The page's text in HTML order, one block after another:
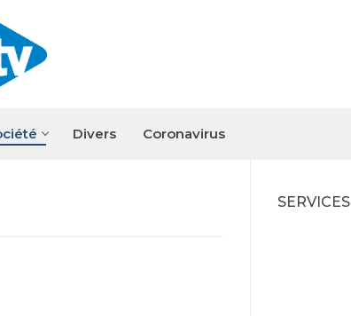
Divers Coronavirus
SERVICES